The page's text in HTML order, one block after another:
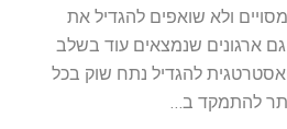
ולא שואפים להגדיל את
ארגונים שנמצאים עוד בשלב
להגדיל נתח שוק בכל
להתמקד ב…